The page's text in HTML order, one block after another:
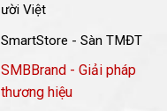
ười Việt
SmartStore - Sàn TMĐT
SMBBrand - Giải pháp
thương hiệu